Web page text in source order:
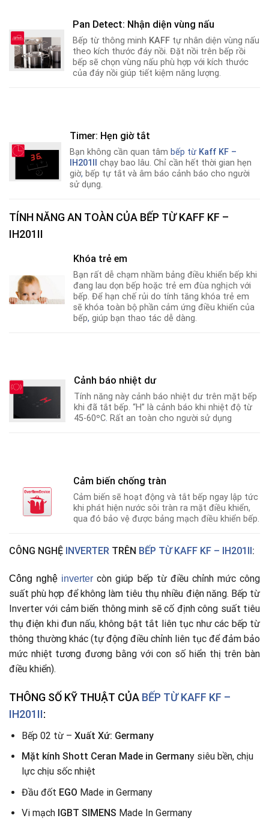
Pan Detect: Nhận diện vùng nấu
Bếp từ thông minh KAFF tự nhân diện vùng nấu
theo kích thước đáy nồi. Đặt nồi trên bếp rồi
bếp sẽ chọn vùng nấu phù hợp với kích thước
của đáy nồi giúp tiết kiệm năng lượng.
Timer: Hẹn giờ tắt
Bạn không cần quan tâm bếp từ Kaff KF –
IH201II
chạy bao lâu. Chỉ cần hết thời gian hẹn
giờ, bếp tự tắt và âm báo cảnh báo cho người
sử dụng.
TÍNH NĂNG AN TOÀN CỦA BẾP TỪ KAFF KF –
IH201II
Khóa trẻ em
Bạn rất dễ chạm nhầm bảng điều khiển bếp khi
đang lau dọn bếp hoặc trẻ em đùa nghịch với
bếp. Để hạn chế rủi do tính tăng khóa trẻ em
sẽ khóa toàn bộ phần cảm ứng điều khiển của
bếp, giúp bạn thao tác dễ dàng.
Cảnh báo nhiệt dư
Tính năng này cảnh báo nhiệt dư trên mặt bếp
khi đã tắt bếp. “H” là cảnh báo khi nhiệt độ từ
45-60ºC. Rất an toàn cho người sử dụng
Cảm biến chống tràn
Cảm biến sẽ hoạt động và tắt bếp ngay lập tức
khi phát hiện nước sôi tràn ra mặt điều khiển,
qua đó bảo vệ được bảng mạch điều khiển bếp.
CÔNG NGHỆ INVERTER TRÊN BẾP TỪ KAFF KF – IH201II:
Công nghệ inverter còn giúp bếp từ điều chỉnh mức công
suất phù hợp để không làm tiêu thụ nhiều điện năng. Bếp từ
Inverter với cảm biến thông minh sẽ cố định công suất tiêu
thụ điện khi đun nấu,không bật tắt liên tục như các bếp từ
thông thường khác (tự động điều chỉnh liên tục để đảm bảo
mức nhiệt tương đương bằng với con số hiển thị trên bàn
điều khiển).
THÔNG SỐ KỸ THUẬT CỦA BẾP TỪ KAFF KF –
IH201II:
Bếp 02 từ – Xuất Xứ: Germany
Mặt kính Shott Ceran Made in Germany siêu bền, chịu
lực chịu sốc nhiệt
Đầu đốt EGO Made in Germany
Vi mạch IGBT SIMENS Made In Germany